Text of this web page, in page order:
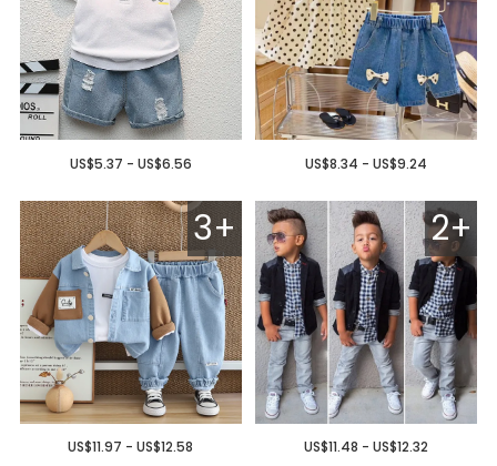
US$8.34 - US$9.24
US$5.37 - US$6.56
2+
US$11.48 - US$12.32
3+
US$11.97 - US$12.58